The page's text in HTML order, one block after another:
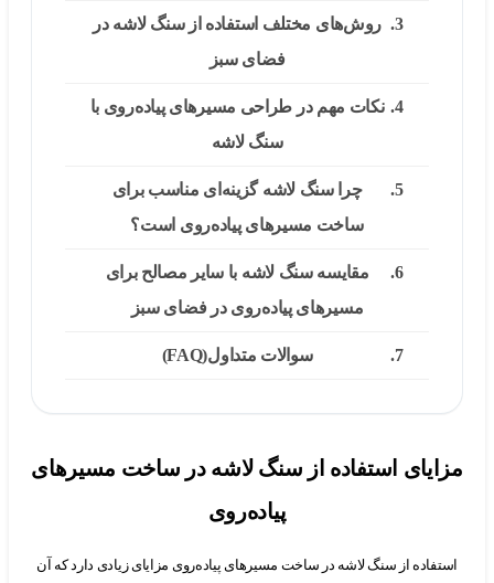
روش‌های مختلف استفاده از سنگ لاشه در
فضای سبز
نکات مهم در طراحی مسیرهای پیاده‌روی با
سنگ لاشه
چرا سنگ لاشه گزینه‌ای مناسب برای
ساخت مسیرهای پیاده‌روی است؟
مقایسه سنگ لاشه با سایر مصالح برای
مسیرهای پیاده‌روی در فضای سبز
سوالات متداول(FAQ)
استفاده از سنگ لاشه در ساخت مسیرهای
پیاده‌روی
از سنگ لاشه در ساخت مسیرهای پیاده‌روی مزایای زیادی دارد که آن